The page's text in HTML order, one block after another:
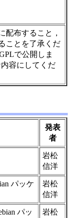
配布すること，
ことを了承くだ
で公開しま
容にしてくだ
発表
者
岩松
信洋
パッケ
岩松
信洋
パッ
岩松